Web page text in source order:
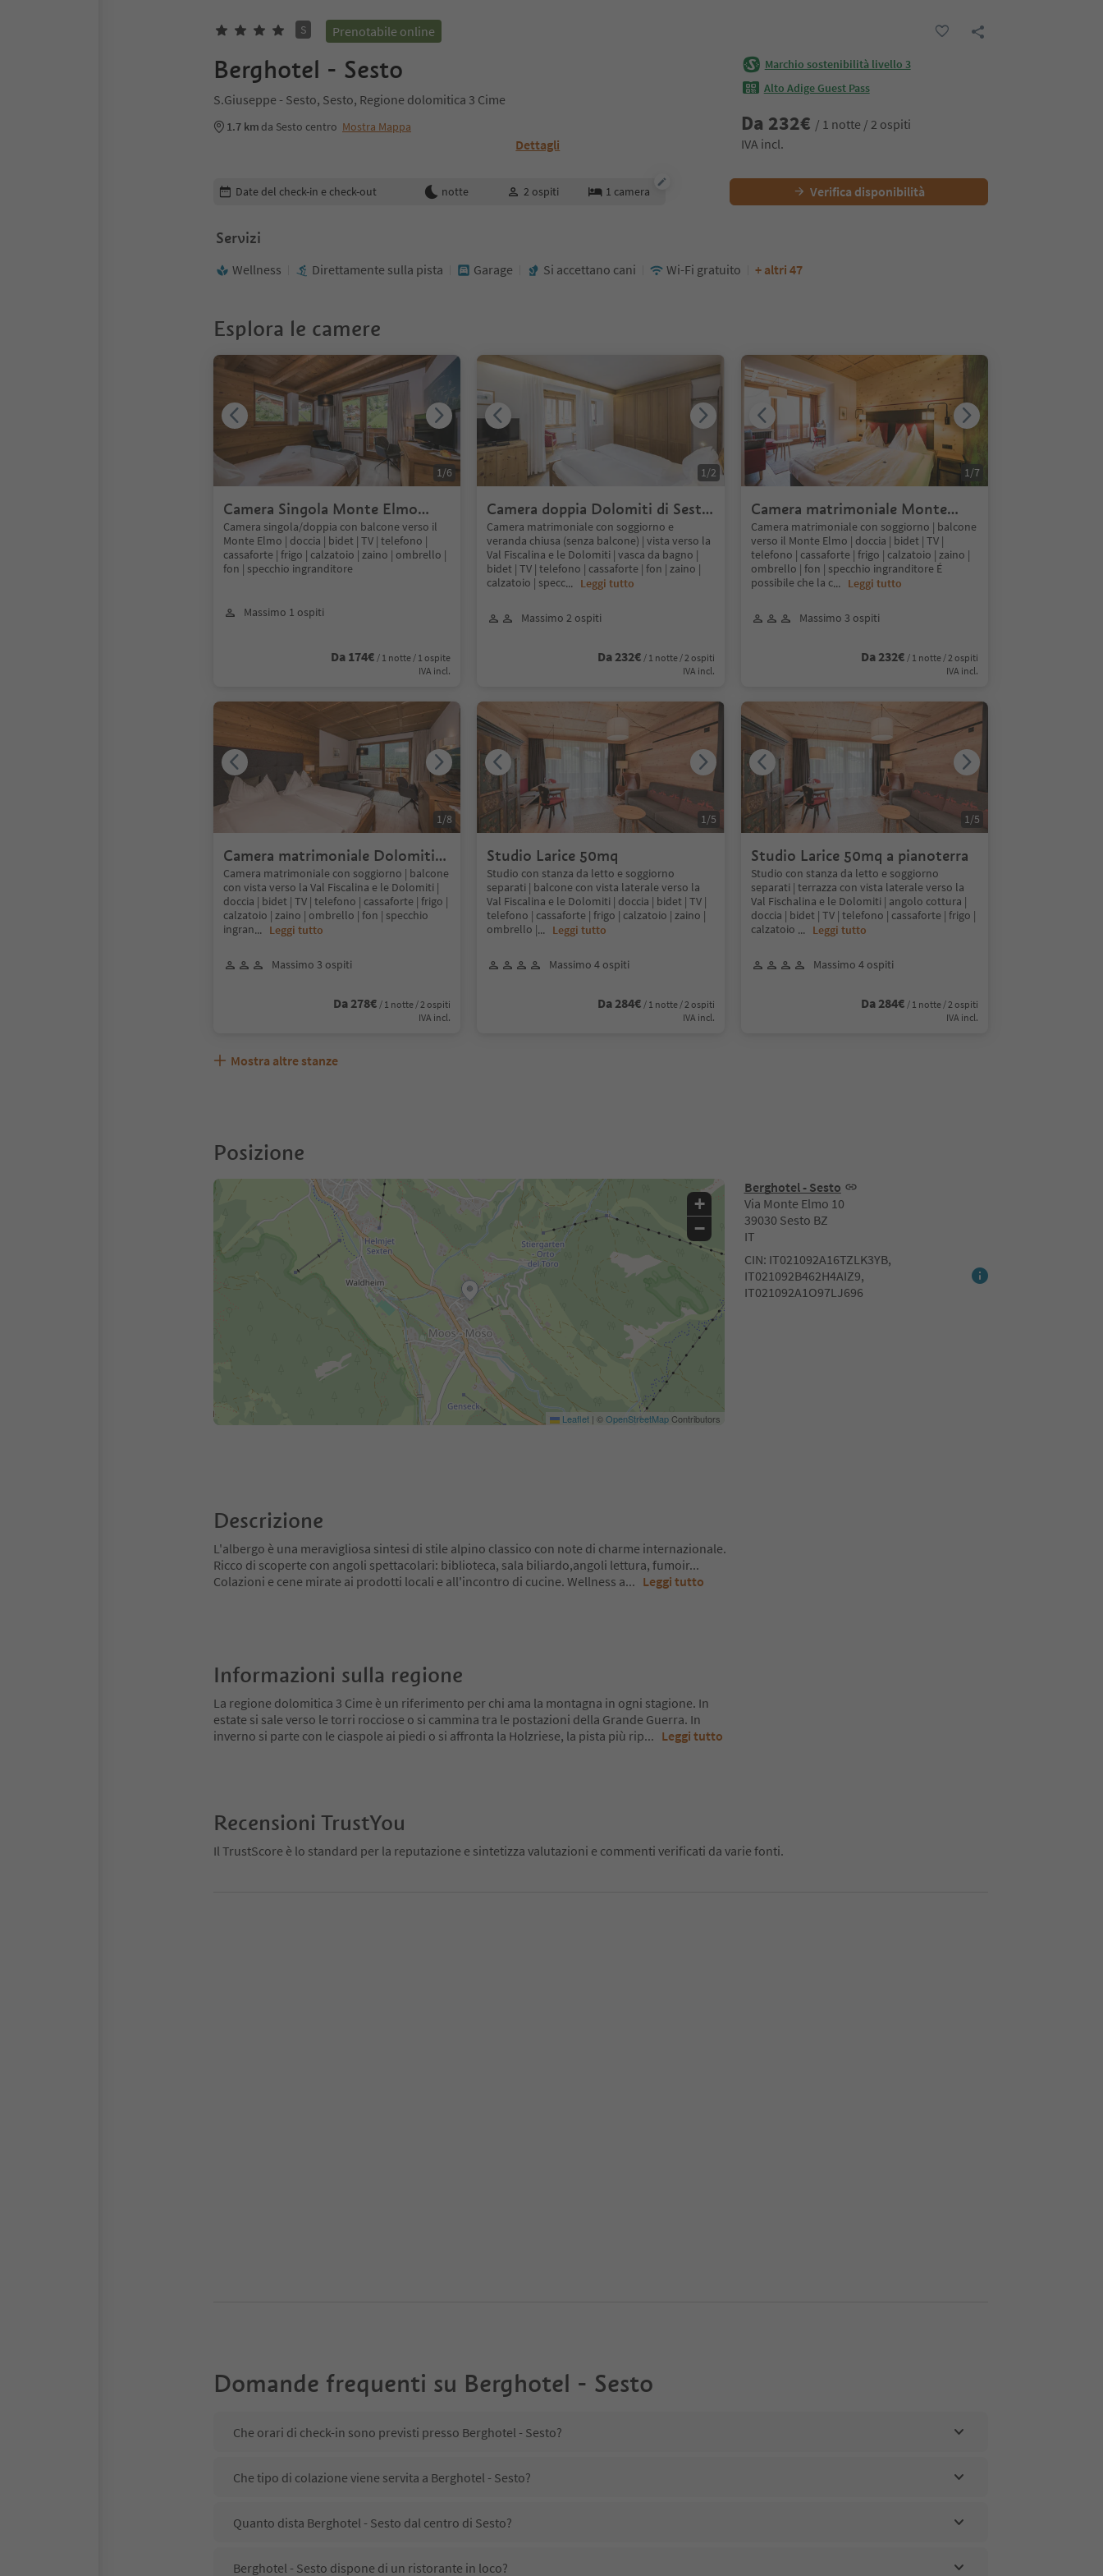
S Prenotabile online
Berghotel - Sesto
S.Giuseppe - Sesto, Sesto, Regione dolomitica 3 Cime
1.7 km da Sesto centro Mostra Mappa
Dettagli
Marchio sostenibilità livello 3
Alto Adige Guest Pass
Da 232€ / 1 notte / 2 ospiti
IVA incl.
Modifica i dettagli della prenotazione
Date del check-in e check-out notte 2 ospiti 1 camera Verifica disponibilità
Servizi
Wellness Direttamente sulla pista Garage Si accettano cani Wi-Fi gratuito + altri 47
Esplora le camere
Camera Singola Monte Elmo
23mq
Camera singola/doppia con balcone verso il
Monte Elmo | doccia | bidet | TV | telefono |
cassaforte | frigo | calzatoio | zaino | ombrello |
fon | specchio ingranditore
Massimo 1 ospiti
Da 174€ / 1 notte / 1 ospite
IVA incl.
1/6
Camera doppia Dolomiti di Sesto
38mq senza balcone
Camera matrimoniale con soggiorno e
veranda chiusa (senza balcone) | vista verso la
Val Fiscalina e le Dolomiti | vasca da bagno |
bidet | TV | telefono | cassaforte | fon | zaino |
calzatoio | specc... Leggi tutto
Massimo 2 ospiti
Da 232€ / 1 notte / 2 ospiti
IVA incl.
1/2
Camera matrimoniale Monte
Elmo 23-28mq
Camera matrimoniale con soggiorno | balcone
verso il Monte Elmo | doccia | bidet | TV |
telefono | cassaforte | frigo | calzatoio | zaino |
ombrello | fon | specchio ingranditore É
possibile che la c... Leggi tutto
Massimo 3 ospiti
Da 232€ / 1 notte / 2 ospiti
IVA incl.
1/7
Camera matrimoniale Dolomiti
di Sesto 28-35mq
Camera matrimoniale con soggiorno | balcone
con vista verso la Val Fiscalina e le Dolomiti |
doccia | bidet | TV | telefono | cassaforte | frigo |
calzatoio | zaino | ombrello | fon | specchio
ingran... Leggi tutto
Massimo 3 ospiti
Da 278€ / 1 notte / 2 ospiti
IVA incl.
1/8
Studio Larice 50mq
Studio con stanza da letto e soggiorno
separati | balcone con vista laterale verso la
Val Fiscalina e le Dolomiti | doccia | bidet | TV |
telefono | cassaforte | frigo | calzatoio | zaino |
ombrello |... Leggi tutto
Massimo 4 ospiti
Da 284€ / 1 notte / 2 ospiti
IVA incl.
1/5
Studio Larice 50mq a pianoterra
Studio con stanza da letto e soggiorno
separati | terrazza con vista laterale verso la
Val Fischalina e le Dolomiti | angolo cottura |
doccia | bidet | TV | telefono | cassaforte | frigo |
calzatoio ... Leggi tutto
Massimo 4 ospiti
Da 284€ / 1 notte / 2 ospiti
IVA incl.
1/5
Mostra altre stanze
Posizione
Berghotel - Sesto
Via Monte Elmo 10
39030 Sesto BZ
IT
CIN: IT021092A16TZLK3YB,
IT021092B462H4AIZ9,
IT021092A1O97LJ696
+
−
Leaflet | ©OpenStreetMapContributors
Descrizione
L'albergo è una meravigliosa sintesi di stile alpino classico con note di charme internazionale.
Ricco di scoperte con angoli spettacolari: biblioteca, sala biliardo,angoli lettura, fumoir...
Colazioni e cene mirate ai prodotti locali e all'incontro di cucine. Wellness a... Leggi tutto
Informazioni sulla regione
La regione dolomitica 3 Cime è un riferimento per chi ama la montagna in ogni stagione. In
estate si sale verso le torri rocciose o si cammina tra le postazioni della Grande Guerra. In
inverno si parte con le ciaspole ai piedi o si affronta la Holzriese, la pista più rip... Leggi tutto
Recensioni TrustYou
Il TrustScore è lo standard per la reputazione e sintetizza valutazioni e commenti verificati da varie fonti.
Domande frequenti su Berghotel - Sesto
Che orari di check-in sono previsti presso Berghotel - Sesto?
Che tipo di colazione viene servita a Berghotel - Sesto?
Quanto dista Berghotel - Sesto dal centro di Sesto?
Berghotel - Sesto dispone di un ristorante in loco?